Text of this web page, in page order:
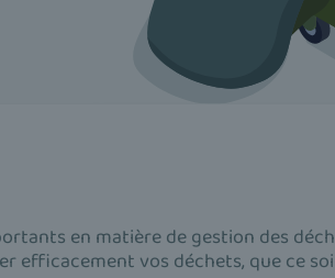
en matière de gestion des
efficacement vos déchets, que ce